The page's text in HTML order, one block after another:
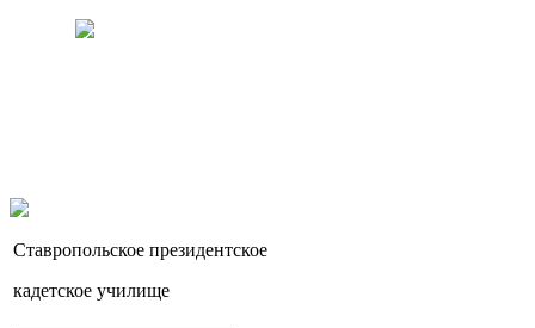
Ставропольское президентское
кадетское училище